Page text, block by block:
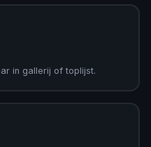
in gallerij of toplijst.